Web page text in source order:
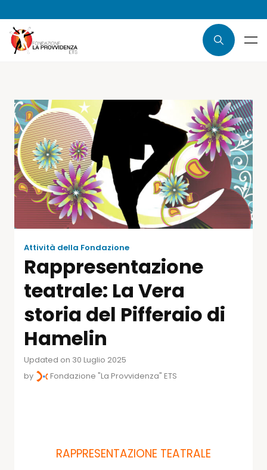
Attività della Fondazione
Rappresentazione
teatrale: La Vera
storia del Pifferaio di
Hamelin
Updated on 30 Luglio 2025
by
Fondazione "La Provvidenza" ETS
RAPPRESENTAZIONE TEATRALE